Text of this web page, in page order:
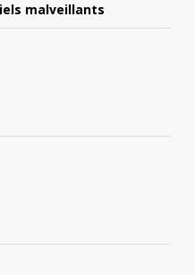
malveillants